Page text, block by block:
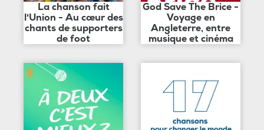
La chanson fait
l'Union - Au cœur des
chants de supporters
de foot
God Save The Brice -
Voyage en
Angleterre, entre
musique et cinéma